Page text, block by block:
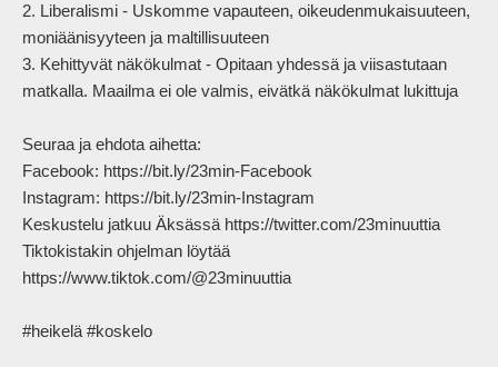
2. Liberalismi - Uskomme vapauteen, oikeudenmukaisuuteen,
moniäänisyyteen ja maltillisuuteen
3. Kehittyvät näkökulmat - Opitaan yhdessä ja viisastutaan
matkalla. Maailma ei ole valmis, eivätkä näkökulmat lukittuja
Seuraa ja ehdota aihetta:
Facebook: https://bit.ly/23min-Facebook
Instagram: https://bit.ly/23min-Instagram
Keskustelu jatkuu Äksässä https://twitter.com/23minuuttia
Tiktokistakin ohjelman löytää
https://www.tiktok.com/@23minuuttia
#heikelä #koskelo